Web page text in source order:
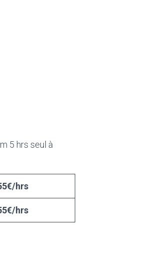
5 hrs seul à
hrs
hrs